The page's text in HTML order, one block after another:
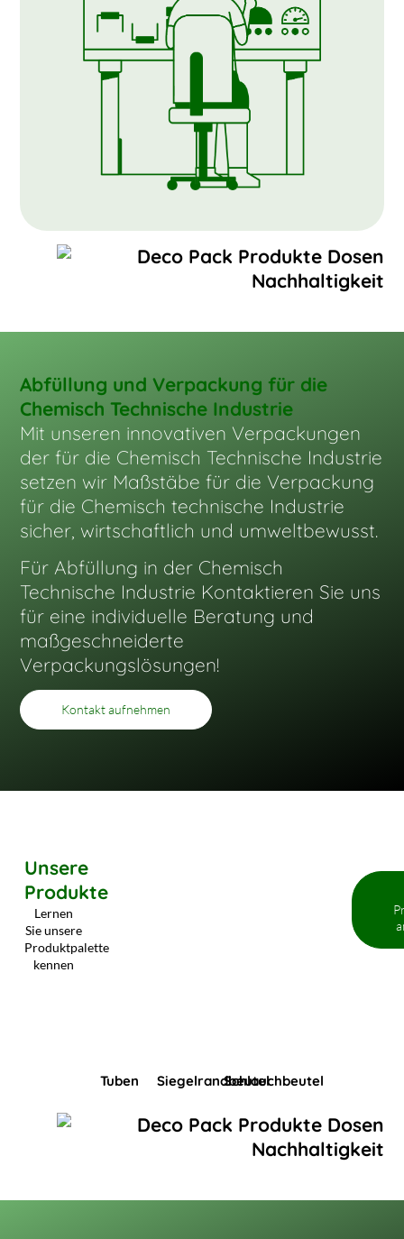
Abfüllung und Verpackung für die
Chemisch Technische Industrie
Mit unseren innovativen Verpackungen
der für die Chemisch Technische Industrie
setzen wir Maßstäbe für die Verpackung
für die Chemisch technische Industrie
sicher, wirtschaftlich und umweltbewusst.
Für Abfüllung in der Chemisch
Technische Industrie Kontaktieren Sie uns
für eine individuelle Beratung und
maßgeschneiderte
Verpackungslösungen!
Kontakt aufnehmen
Unsere
Produkte
Lernen
Sie unsere
Produktpalette
kennen
Tuben SiegelrandbeutelSchlauchbeutel